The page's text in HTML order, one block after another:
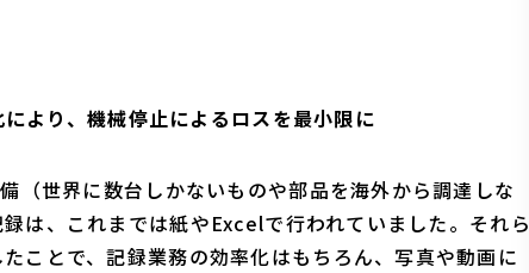
より、機械停止によるロスを最小限に
（世界に数台しかないものや部品を海外から調達しな
は、これまでは紙やExcelで行われていました。それら
ことで、記録業務の効率化はもちろん、写真や動画に